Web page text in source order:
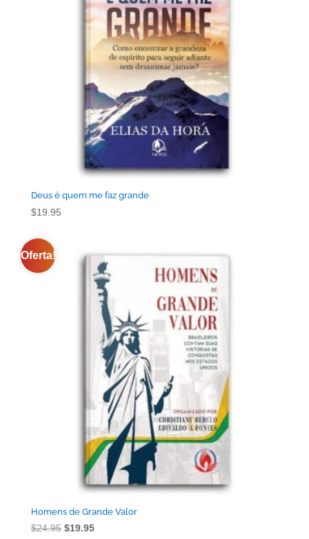
Deus é quem me faz grande
$19.95
Oferta!
Homens de Grande Valor
$24.95 O
$19.95O